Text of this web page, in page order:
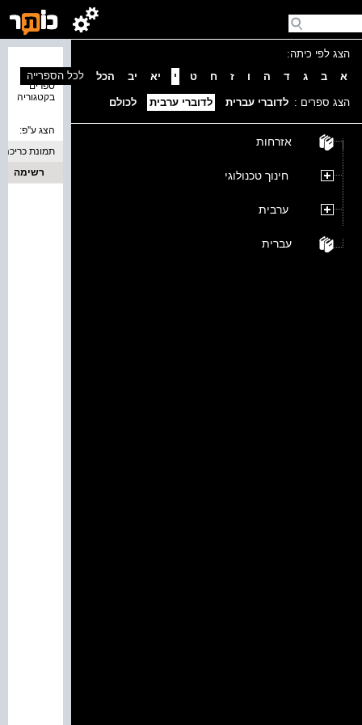
הצג לפי כיתה:
א
ב ג ד ה ו ז ח ט י יא יב הכל
הצג ספרים : לדוברי עברית לדוברי ערבית לכולם
אזרחות
חינוך טכנולוגי
ערבית
עברית
ספרים
בקטגוריה
לכל הספרייה
הצג ע''פ:
תמונת כריכה
רשימה